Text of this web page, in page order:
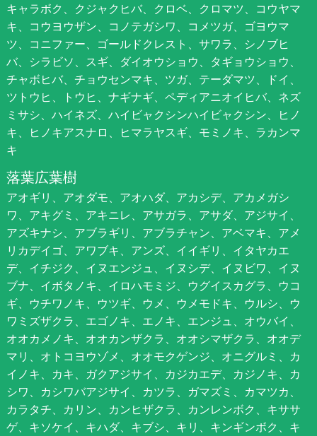
キャラボク、クジャクヒバ、クロベ、クロマツ、コウヤマ
キ、コウヨウザン、コノテガシワ、コメツガ、ゴヨウマ
ツ、コニファー、ゴールドクレスト、サワラ、シノブヒ
バ、シラビソ、スギ、ダイオウショウ、タギョウショウ、
チャボヒバ、チョウセンマキ、ツガ、テーダマツ、ドイ、
ツトウヒ、トウヒ、ナギナギ、ペディアニオイヒバ、ネズ
ミサシ、ハイネズ、ハイビャクシンハイビャクシン、ヒノ
キ、ヒノキアスナロ、ヒマラヤスギ、モミノキ、ラカンマ
キ
落葉広葉樹
アオギリ、アオダモ、アオハダ、アカシデ、アカメガシ
ワ、アキグミ、アキニレ、アサガラ、アサダ、アジサイ、
アズキナシ、アブラギリ、アブラチャン、アベマキ、アメ
リカデイゴ、アワブキ、アンズ、イイギリ、イタヤカエ
デ、イチジク、イヌエンジュ、イヌシデ、イヌビワ、イヌ
ブナ、イボタノキ、イロハモミジ、ウグイスカグラ、ウコ
ギ、ウチワノキ、ウツギ、ウメ、ウメモドキ、ウルシ、ウ
ワミズザクラ、エゴノキ、エノキ、エンジュ、オウバイ、
オオカメノキ、オオカンザクラ、オオシマザクラ、オオデ
マリ、オトコヨウゾメ、オオモクゲンジ、オニグルミ、カ
イノキ、カキ、ガクアジサイ、カジカエデ、カジノキ、カ
シワ、カシワバアジサイ、カツラ、ガマズミ、カマツカ、
カラタチ、カリン、カンヒザクラ、カンレンボク、キササ
ゲ、キソケイ、キハダ、キブシ、キリ、キンギンボク、キ